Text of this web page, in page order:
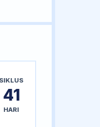
SIKLUS
41
HARI